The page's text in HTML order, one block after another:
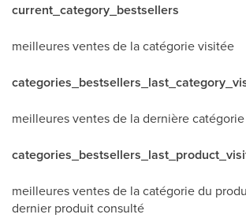
current_category_bestsellers
meilleures ventes de la catégorie visitée
meilleures ventes de la dernière
meilleures ventes de la catégorie du
dernier produit consulté